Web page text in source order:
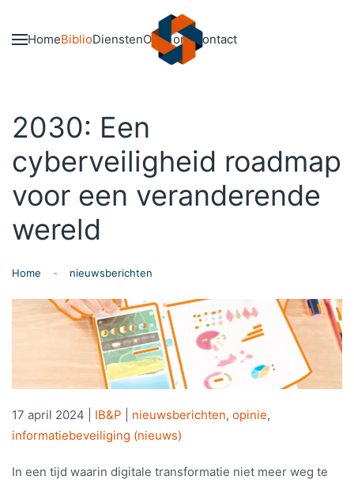
Skip to main content
HomeBiblioDienstenOver onsContact
2030: Een
cyberveiligheid roadmap
voor een veranderende
wereld
Home nieuwsberichten
17 april 2024 IB&P nieuwsberichten, opinie,
informatiebeveiliging (nieuws)
In een tijd waarin digitale transformatie niet meer weg te